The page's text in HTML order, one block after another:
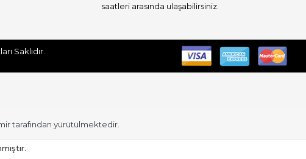
saatleri arasında ulaşabilirsiniz.
Saklıdır.
Dış Giyim
tarafından yürütülmektedir.